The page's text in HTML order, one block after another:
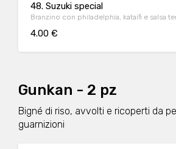
48. Suzuki special
Branzino con philadelphia, kataifi e salsa
4.00 €
Gunkan - 2 pz
Bigné di riso, avvolti e ricoperti da
guarnizioni